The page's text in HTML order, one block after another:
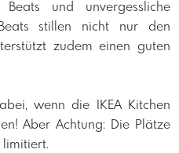
und unvergessliche
stillen nicht nur den
zudem einen guten
wenn die IKEA Kitchen
Aber Achtung: Die Plätze
limitiert.